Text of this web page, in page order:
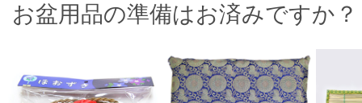
お盆用品の準備はお済みですか？